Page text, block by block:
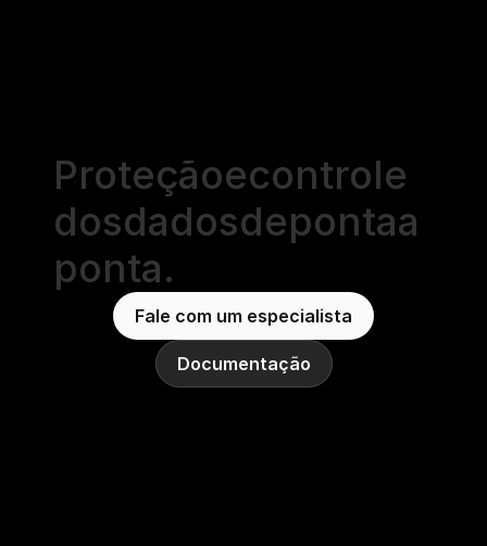
Proteçãoecontrole
dosdadosdepontaa
ponta.
Fale com um especialista
Documentação